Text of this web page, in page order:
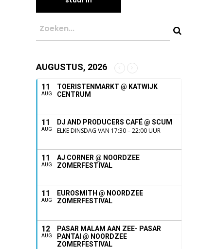
AUGUSTUS, 2026
11
AUG
TOERISTENMARKT @ KATWIJK
CENTRUM
11
AUG
DJ AND PRODUCERS CAFÉ @ SCUM
ELKE DINSDAG VAN 17:30 – 22:00 UUR
11
AUG
AJ CORNER @ NOORDZEE
ZOMERFESTIVAL
11
AUG
EUROSMITH @ NOORDZEE
ZOMERFESTIVAL
12
AUG
PASAR MALAM AAN ZEE- PASAR
PANTAI @ NOORDZEE
ZOMERFESTIVAL